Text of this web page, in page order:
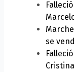
se